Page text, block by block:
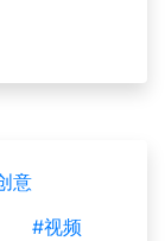
意
#视频